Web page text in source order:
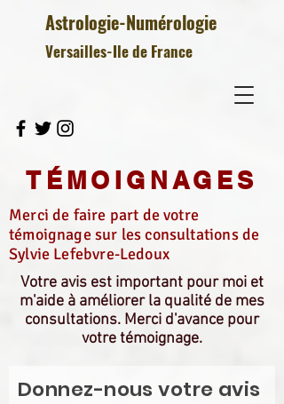
Astrologie-Numérologie
Versailles-Ile de France
TÉMOIGNAGES
Merci de faire part de votre
témoignage sur les consultations de
Sylvie Lefebvre-Ledoux
Votre avis est important pour moi et
m'aide à améliorer la qualité de mes
consultations. Merci d'avance pour
votre témoignage.
Donnez-nous votre avis